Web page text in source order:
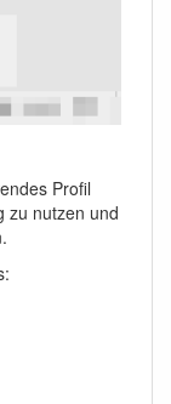
Profil
zu nutzen und